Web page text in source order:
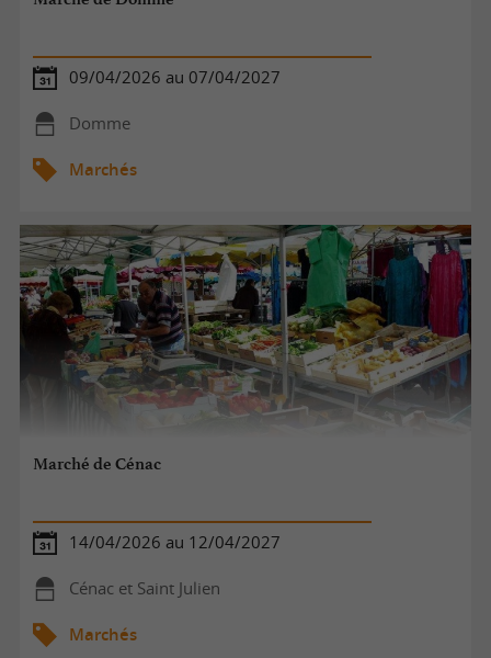
09/04/2026 au 07/04/2027
Domme
Marchés
Marché de Cénac
14/04/2026 au 12/04/2027
Cénac et Saint Julien
Marchés